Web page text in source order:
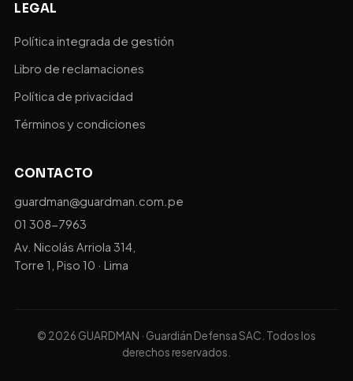
LEGAL
Política integrada de gestión
Libro de reclamaciones
Política de privacidad
Términos y condiciones
CONTACTO
guardman@guardman.com.pe
01 308-7963
Av. Nicolás Arriola 314,
Torre 1, Piso 10 · Lima
© 2026 GUARDMAN · Guardián Defensa SAC. Todos los
derechos reservados.